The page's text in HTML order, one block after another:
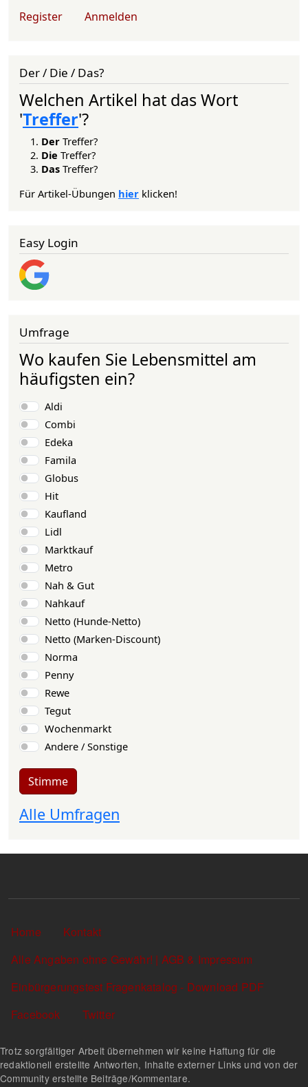
User account menu
Register Anmelden
Der / Die / Das?
Welchen Artikel hat das Wort
'Treffer'?
Der Treffer?
Die Treffer?
Das Treffer?
Für Artikel-Übungen hier klicken!
Easy Login
Umfrage
Wo kaufen Sie Lebensmittel am
häufigsten ein?
Auswahlmöglichkeiten
Aldi
Combi
Edeka
Famila
Globus
Hit
Kaufland
Lidl
Marktkauf
Metro
Nah & Gut
Nahkauf
Netto (Hunde-Netto)
Netto (Marken-Discount)
Norma
Penny
Rewe
Tegut
Wochenmarkt
Andere / Sonstige
Stimme
Alle Umfragen
Sekundärlinks
Home
Kontakt
Alle Angaben ohne Gewähr! | AGB & Impressum
Einbürgerungstest Fragenkatalog - Download PDF
Facebook
Twitter
Trotz sorgfältiger Arbeit übernehmen wir keine Haftung für die
redaktionell erstellte Antworten, Inhalte externer Links und von der
Community erstellte Beiträge/Kommentare.